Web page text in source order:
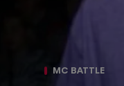
MC BATTLE